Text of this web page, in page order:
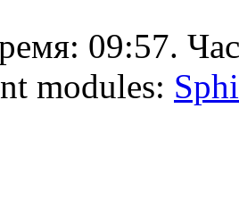
09:57.
modules: